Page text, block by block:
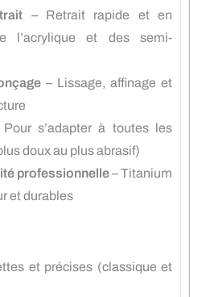
– Retrait rapide et en
l’acrylique et des semi-
– Lissage, affinage et
s’adapter à toutes les
doux au plus abrasif)
professionnelle– Titanium
et durables
et précises (classique et